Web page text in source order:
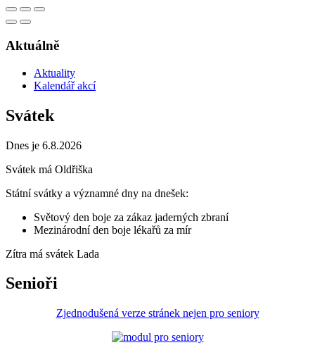
Aktuálně
Aktuality
Kalendář akcí
Svátek
Dnes je 6.8.2026
Svátek má Oldřiška
Státní svátky a významné dny na dnešek:
Světový den boje za zákaz jaderných zbraní
Mezinárodní den boje lékařů za mír
Zítra má svátek Lada
Senioři
Zjednodušená verze stránek nejen pro seniory